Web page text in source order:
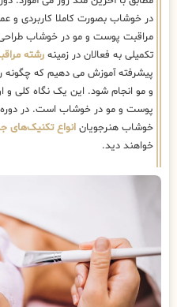
در خوشاب بصورت کاملا کاربردی و
مراقبت پوست و مو در خوشاب
تکمیلی به فعالان در زمینه رشته
پیشرفته آموزش می دهیم که
و مو انجام شود. این یک نگاه کلی و
پوست و مو در خوشاب است. در
خوشاب هنرجویان انواع تکنیک‌های
خواهند دید.